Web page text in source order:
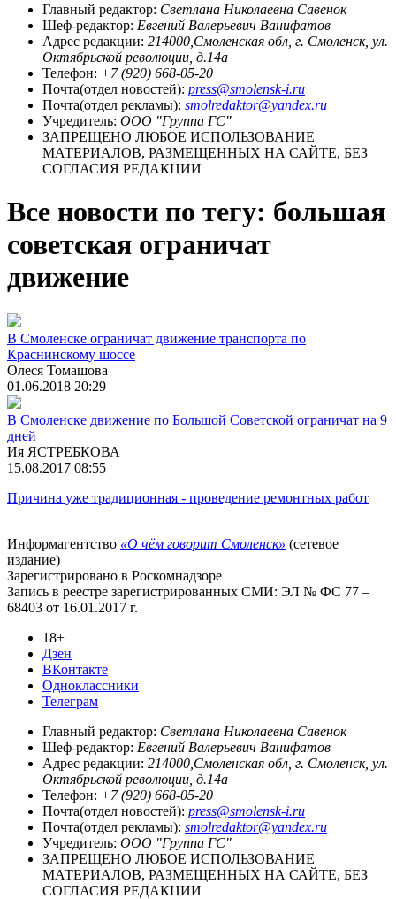
Главный редактор: Светлана Николаевна Савенок
Шеф-редактор: Евгений Валерьевич Ванифатов
Адрес редакции: 214000,Смоленская обл, г. Смоленск, ул.
Октябрьской революции, д.14а
Телефон: +7 (920) 668-05-20
Почта(отдел новостей): press@smolensk-i.ru
Почта(отдел рекламы): smolredaktor@yandex.ru
Учредитель: ООО "Группа ГС"
ЗАПРЕЩЕНО ЛЮБОЕ ИСПОЛЬЗОВАНИЕ
МАТЕРИАЛОВ, РАЗМЕЩЕННЫХ НА САЙТЕ, БЕЗ
СОГЛАСИЯ РЕДАКЦИИ
Все новости по тегу: большая
советская ограничат
движение
В Смоленске ограничат движение транспорта по
Краснинскому шоссе
Олеся Томашова
01.06.2018 20:29
В Смоленске движение по Большой Советской ограничат на 9
дней
Ия ЯСТРЕБКОВА
15.08.2017 08:55
Причина уже традиционная - проведение ремонтных работ
Информагентство «О чём говорит Смоленск» (сетевое
издание)
Зарегистрировано в Роскомнадзоре
Запись в реестре зарегистрированных СМИ: ЭЛ № ФС 77 –
68403 от 16.01.2017 г.
18+
Дзен
ВКонтакте
Одноклассники
Телеграм
Главный редактор: Светлана Николаевна Савенок
Шеф-редактор: Евгений Валерьевич Ванифатов
Адрес редакции: 214000,Смоленская обл, г. Смоленск, ул.
Октябрьской революции, д.14а
Телефон: +7 (920) 668-05-20
Почта(отдел новостей): press@smolensk-i.ru
Почта(отдел рекламы): smolredaktor@yandex.ru
Учредитель: ООО "Группа ГС"
ЗАПРЕЩЕНО ЛЮБОЕ ИСПОЛЬЗОВАНИЕ
МАТЕРИАЛОВ, РАЗМЕЩЕННЫХ НА САЙТЕ, БЕЗ
СОГЛАСИЯ РЕДАКЦИИ